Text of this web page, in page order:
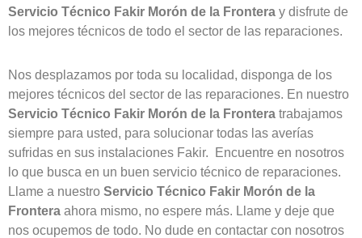
Servicio Técnico Fakir Morón de la Frontera y disfrute de
los mejores técnicos de todo el sector de las reparaciones.
Nos desplazamos por toda su localidad, disponga de los
mejores técnicos del sector de las reparaciones. En nuestro
Servicio Técnico Fakir Morón de la Frontera trabajamos
siempre para usted, para solucionar todas las averías
sufridas en sus instalaciones Fakir. Encuentre en nosotros
lo que busca en un buen servicio técnico de reparaciones.
Llame a nuestro Servicio Técnico Fakir Morón de la
Frontera ahora mismo, no espere más. Llame y deje que
nos ocupemos de todo. No dude en contactar con nosotros